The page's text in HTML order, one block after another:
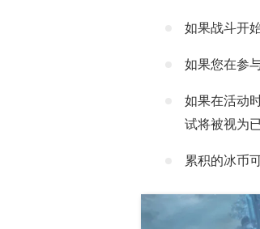
如果战斗开
如果您在参
如果在活动
试将被视为
累积的冰币